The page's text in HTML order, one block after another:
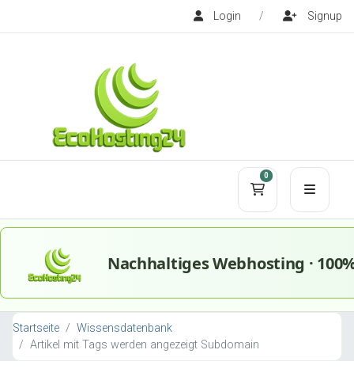
Login / Signup
0
Mein
Startseite
Wissensdatenbank
Artikel mit Tags werden angezeigt Subdomain